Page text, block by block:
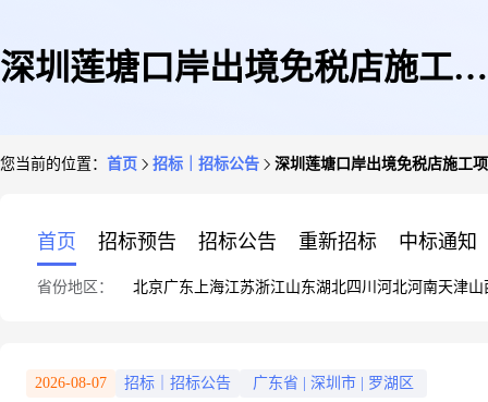
深圳莲塘口岸出境免税店施工项
您当前的位置： 首页 招标｜招标公告 深圳莲塘口岸出境免税店施工
首页 招标预告 招标公告 重新招标 中标通知
省份地区： 北京广东 上海江苏浙江山东湖北四川 河北河南天津山
2026-08-07 招标｜招标公告 广东省 深圳市 罗湖区